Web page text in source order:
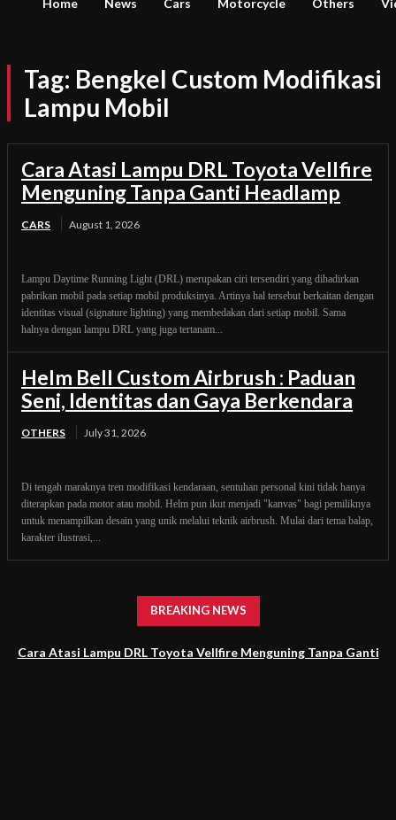
Home News Cars Motorcycle Others
Tag: Bengkel Custom Modifikasi
Lampu Mobil
Cara Atasi Lampu DRL Toyota Vellfire
Menguning Tanpa Ganti Headlamp
CARS August 1, 2026
Lampu Daytime Running Light (DRL) merupakan ciri tersendiri yang dihadirkan
pabrikan mobil pada setiap mobil produksinya. Artinya hal tersebut berkaitan dengan
identitas visual (signature lighting) yang membedakan dari setiap mobil. Sama
halnya dengan lampu DRL yang juga tertanam...
Helm Bell Custom Airbrush : Paduan
Seni, Identitas dan Gaya Berkendara
OTHERS July 31, 2026
Di tengah maraknya tren modifikasi kendaraan, sentuhan personal kini tidak hanya
diterapkan pada motor atau mobil. Helm pun ikut menjadi "kanvas" bagi pemiliknya
untuk menampilkan desain yang unik melalui teknik airbrush. Mulai dari tema balap,
karakter ilustrasi,...
BREAKING NEWS
Cara Atasi Lampu DRL Toyota Vellfire Menguning Tanpa Ganti